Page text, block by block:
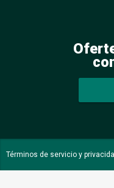
Términos de servicio y